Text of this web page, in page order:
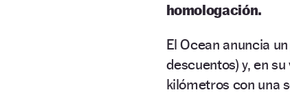
homologación.
El Ocean anuncia
descuentos) y, en
kilómetros con una